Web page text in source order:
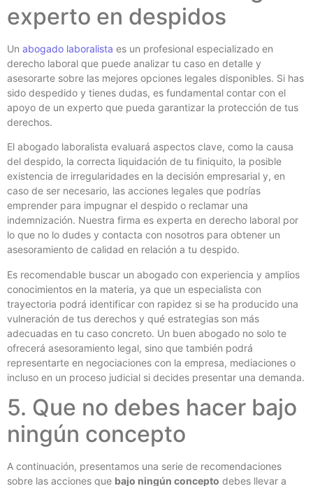
experto en despidos
Un abogado laboralista es un profesional especializado en
derecho laboral que puede analizar tu caso en detalle y
asesorarte sobre las mejores opciones legales disponibles. Si has
sido despedido y tienes dudas, es fundamental contar con el
apoyo de un experto que pueda garantizar la protección de tus
derechos.
El abogado laboralista evaluará aspectos clave, como la causa
del despido, la correcta liquidación de tu finiquito, la posible
existencia de irregularidades en la decisión empresarial y, en
caso de ser necesario, las acciones legales que podrías
emprender para impugnar el despido o reclamar una
indemnización. Nuestra firma es experta en derecho laboral por
lo que no lo dudes y contacta con nosotros para obtener un
asesoramiento de calidad en relación a tu despido.
Es recomendable buscar un abogado con experiencia y amplios
conocimientos en la materia, ya que un especialista con
trayectoria podrá identificar con rapidez si se ha producido una
vulneración de tus derechos y qué estrategias son más
adecuadas en tu caso concreto. Un buen abogado no solo te
ofrecerá asesoramiento legal, sino que también podrá
representarte en negociaciones con la empresa, mediaciones o
incluso en un proceso judicial si decides presentar una demanda.
5. Que no debes hacer bajo
ningún concepto
A continuación, presentamos una serie de recomendaciones
sobre las acciones que bajo ningún concepto debes llevar a